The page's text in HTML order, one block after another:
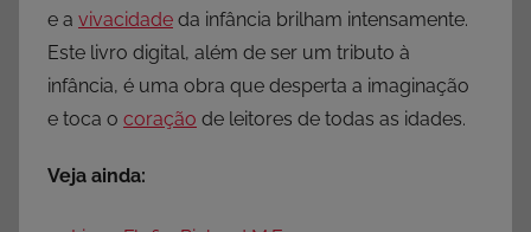
e a vivacidade da infância brilham intensamente.
Este livro digital, além de ser um tributo à
infância, é uma obra que desperta a imaginação
e toca o coração de leitores de todas as idades.
Veja ainda: